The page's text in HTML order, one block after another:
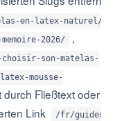
en-latex-naturel/
2026/ ,
son-matelas-
mousse-
Fließtext oder
Link
/fr/guides-